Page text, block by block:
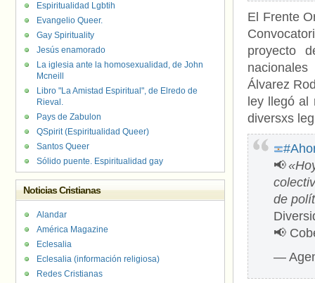
El Frente
proyecto
Álvarez
ley llegó
diversxs
📢
de
📢
—
Espiritualidad Lgbtih
Evangelio Queer.
Gay Spirituality
Jesús enamorado
La iglesia ante la homosexualidad, de John
Mcneill
Libro "La Amistad Espiritual", de Elredo de
Rieval.
Pays de Zabulon
QSpirit (Espiritualidad Queer)
Santos Queer
Sólido puente. Espiritualidad gay
Noticias Cristianas
Alandar
América Magazine
Eclesalia
Eclesalia (información religiosa)
Redes Cristianas